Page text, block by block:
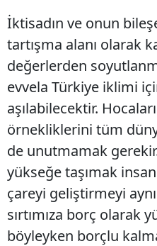
İktisadın ve onun
tartışma alanı olarak
değerlerden
evvela Türkiye iklimi
aşılabilecektir.
örnekliklerini tüm
de unutmamak
yükseğe taşımak
çareyi geliştirmeyi
sırtımıza borç olarak
böyleyken borçlu